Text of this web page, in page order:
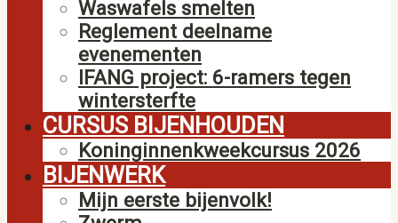
Waswafels smelten
Reglement deelname
evenementen
IFANG project: 6-ramers tegen
wintersterfte
CURSUS BIJENHOUDEN
Koninginnenkweekcursus 2026
BIJENWERK
Mijn eerste bijenvolk!